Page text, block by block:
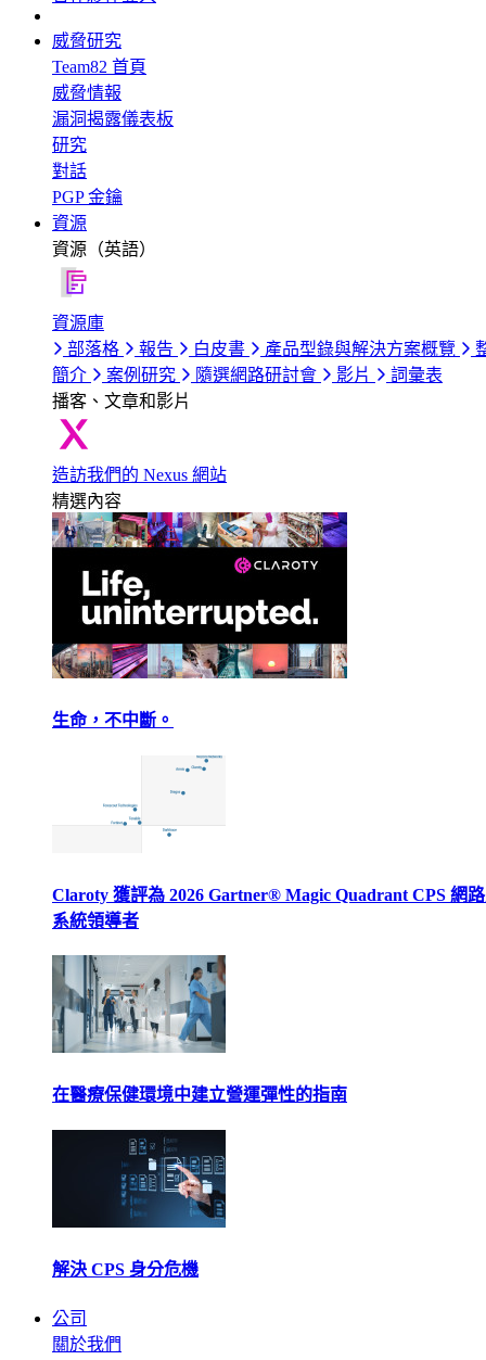
威脅研究
Team82 首頁
威脅情報
漏洞揭露儀表板
研究
對話
PGP 金鑰
資源
資源（英語）
資源庫
部落格
報告 白皮書 產品型錄與解決方案概覽
簡介
案例研究 隨選網路研討會 影片
詞彙表
播客、文章和影片
造訪我們的 Nexus 網站
精選內容
生命，不中斷。
Claroty 獲評為 2026 Gartner® Magic Quadrant CPS 網
系統領導者
在醫療保健環境中建立營運彈性的指南
解決 CPS 身分危機
公司
關於我們